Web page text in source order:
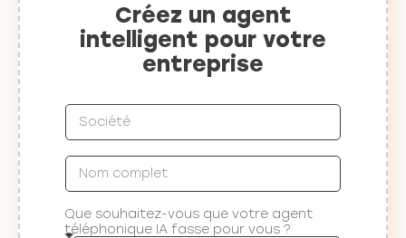
Créez un agent
intelligent pour votre
entreprise
Que souhaitez-vous que votre agent
téléphonique IA fasse pour vous ?